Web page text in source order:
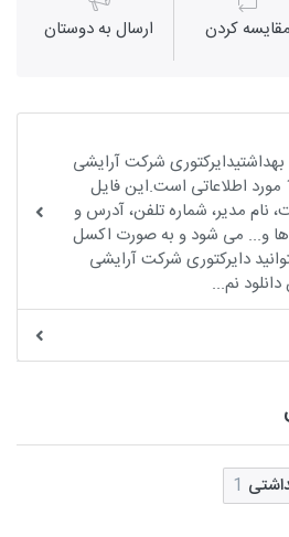
مقايسه كردن ارسال به دوستان
شرکت آرایشی
بهداشتی دارای تعداد 126 مورد اطلاعاتی است.این فایل
نام مدیر، شماره تلفن، آدرس و
و... می شود و به صورت اکسل
دایرکتوری شرکت آرایشی
نم...
1